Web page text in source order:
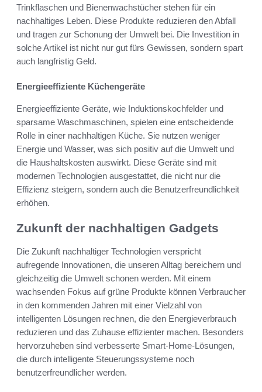
Trinkflaschen und Bienenwachstücher stehen für ein
nachhaltiges Leben. Diese Produkte reduzieren den Abfall
und tragen zur Schonung der Umwelt bei. Die Investition in
solche Artikel ist nicht nur gut fürs Gewissen, sondern spart
auch langfristig Geld.
Energieeffiziente Küchengeräte
Energieeffiziente Geräte, wie Induktionskochfelder und
sparsame Waschmaschinen, spielen eine entscheidende
Rolle in einer nachhaltigen Küche. Sie nutzen weniger
Energie und Wasser, was sich positiv auf die Umwelt und
die Haushaltskosten auswirkt. Diese Geräte sind mit
modernen Technologien ausgestattet, die nicht nur die
Effizienz steigern, sondern auch die Benutzerfreundlichkeit
erhöhen.
Zukunft der nachhaltigen Gadgets
Die Zukunft nachhaltiger Technologien verspricht
aufregende Innovationen, die unseren Alltag bereichern und
gleichzeitig die Umwelt schonen werden. Mit einem
wachsenden Fokus auf grüne Produkte können Verbraucher
in den kommenden Jahren mit einer Vielzahl von
intelligenten Lösungen rechnen, die den Energieverbrauch
reduzieren und das Zuhause effizienter machen. Besonders
hervorzuheben sind verbesserte Smart-Home-Lösungen,
die durch intelligente Steuerungssysteme noch
benutzerfreundlicher werden.